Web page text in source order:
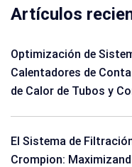
Artículos
Optimización de
Calentadores de
de Calor de Tubos y
El Sistema de
Crompion: